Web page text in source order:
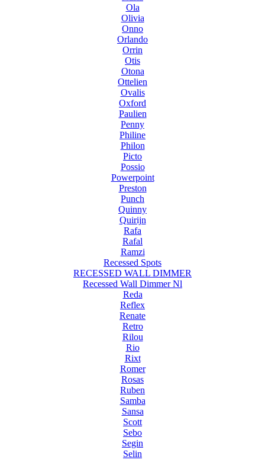
Ola
Olivia
Onno
Orlando
Orrin
Otis
Otona
Ottelien
Ovalis
Oxford
Paulien
Penny
Philine
Philon
Picto
Possio
Powerpoint
Preston
Punch
Quinny
Quirijn
Rafa
Rafal
Ramzi
Recessed Spots
RECESSED WALL DIMMER
Recessed Wall Dimmer Nl
Reda
Reflex
Renate
Retro
Rilou
Rio
Rixt
Romer
Rosas
Ruben
Samba
Sansa
Scott
Sebo
Segin
Selin